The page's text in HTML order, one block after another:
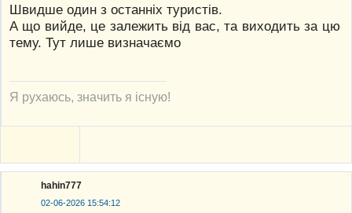
Швидше один з останніх туристів.
А що вийде, це залежить від вас, та виходить за цю
тему. Тут лише визначаємо
Я рухаюсь, значить я існую!
hahin777
02-06-2026 15:54:12